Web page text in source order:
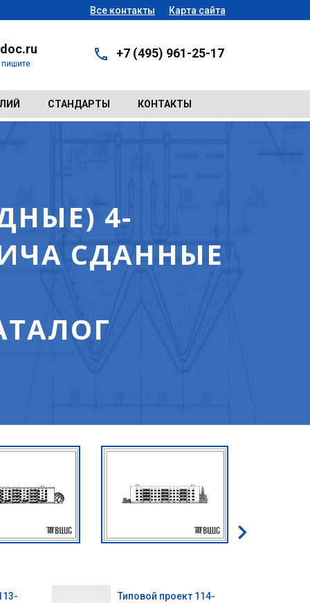
Все контакты Карта сайта
+7 (495) 961-25-17
СТАНДАРТЫ КОНТАКТЫ
4-
СДАННЫЕ
Типовой проект 114-